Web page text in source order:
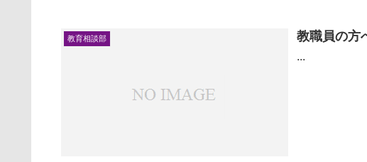
教育相談部 教職員の方
...